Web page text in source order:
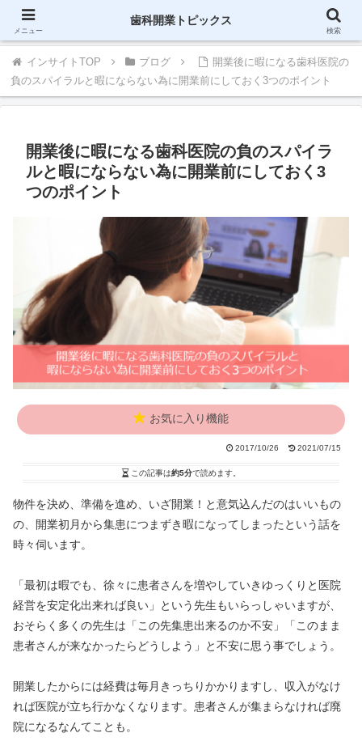
歯科に関する情報をブログで配信-インサイト
インサイトTOP ブログ
開業後に暇になる歯科医院の
負のスパイラルと暇にならない為に開業前にしておく3つのポイント
開業後に暇になる歯科医院の負のスパイラ
ルと暇にならない為に開業前にしておく3
つのポイント
お気に入り機能
2017/10/26 2021/07/15
この記事は約5分で読めます。
物件を決め、準備を進め、いざ開業！と意気込んだのはいいもの
の、開業初月から集患につまずき暇になってしまったという話を
時々伺います。
「最初は暇でも、徐々に患者さんを増やしていきゆっくりと医院
経営を安定化出来れば良い」という先生もいらっしゃいますが、
おそらく多くの先生は「この先集患出来るのか不安」「このまま
患者さんが来なかったらどうしよう」と不安に思う事でしょう。
開業したからには経費は毎月きっちりかかりますし、収入がなけ
れば医院が立ち行かなくなります。患者さんが集まらなければ廃
院になるなんてことも。
メニュー
歯科開業トピックス
検索